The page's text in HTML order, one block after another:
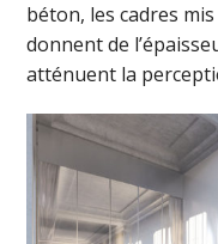
béton, les cadres
donnent de
atténuent la